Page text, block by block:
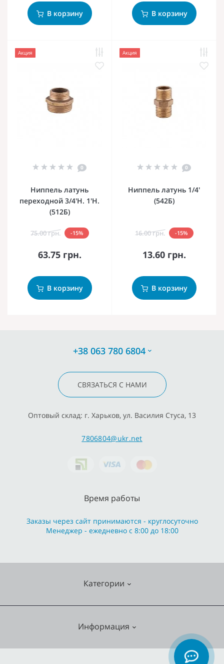
В корзину В корзину
Акция
0
Ниппель латунь
переходной 3/4'Н. 1'Н.
(512Б)
75.00 грн. -15%
63.75 грн.
В корзину
Акция
0
Ниппель латунь 1/4'
(542Б)
16.00 грн. -15%
13.60 грн.
В корзину
+38 063 780 6804
СВЯЗАТЬСЯ С НАМИ
Оптовый склад: г. Харьков, ул. Василия Стуса, 13
7806804@ukr.net
Категории
Информация
Время работы
Заказы через сайт принимаются - круглосуточно
Менеджер - ежедневно с 8:00 до 18:00